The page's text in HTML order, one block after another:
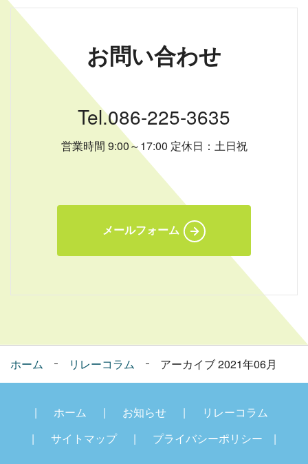
お問い合わせ
Tel.086-225-3635
営業時間 9:00～17:00 定休日：土日祝
メールフォーム
ホーム リレーコラム アーカイブ 2021年06月
ホーム お知らせ
リレーコラム
サイトマップ
プライバシーポリシー